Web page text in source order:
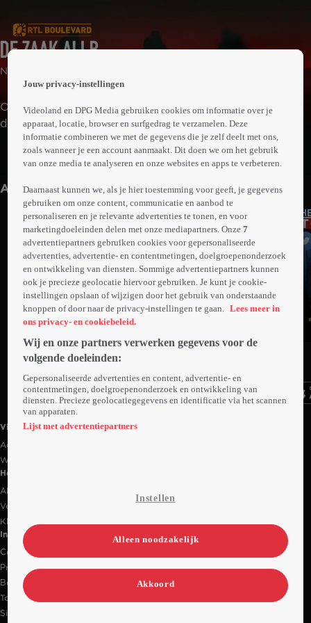
Nieuws en Actualiteit
Op 12 juli doet de rechter uitspraak in de zaak Ali B. In
deze speciale uitzending nemen we je mee in het
beladen proces. Met niet eerder vertoonde beelden uit
de rechtszaal én opvallende momenten buiten de
beeld te komen tijdens het proces. En dat heeft
gevolgen: ieder detail in de zittingszaal kan worden
gevolgd.
Meer
info
Anderen kijken ook
Ga
naar
Ga
Ga
Videoland useful links.
Videoland
Actiecode
Werken bij RTL
Handige links
Alle films & series
Veelgestelde vragen
Klantenservice
Informatie
Contact
Privacy-instellingen
Bedrijfsgegevens
Toegankelijkheidsverklaring
Sitemap
Jouw privacy-instellingen
Videoland en DPG Media gebruiken cookies om informatie over je
apparaat, locatie, browser en surfgedrag te verzamelen. Deze
informatie combineren we met de gegevens die je zelf deelt met ons,
zoals wanneer je een account aanmaakt. Dit doen we om het gebruik
van onze media te analyseren en onze websites en apps te verbeteren.
Daarnaast kunnen we, als je hier toestemming voor geeft, je gegevens
gebruiken om onze content, communicatie en aanbod te
personaliseren en je relevante advertenties te tonen, en voor
marketingdoeleinden delen met onze mediapartners. Onze7
advertentiepartners gebruiken cookies voor gepersonaliseerde
advertenties, advertentie- en contentmetingen, doelgroepenonderzoek
en ontwikkeling van diensten. Sommige advertentiepartners kunnen
ook je precieze geolocatie hiervoor gebruiken. Je kunt je cookie-
instellingen opslaan of wijzigen door het gebruik van onderstaande
knoppen of door naar de privacy-instellingen te gaan. Lees meer in
ons privacy- en cookiebeleid.
Wij en onze partners verwerken gegevens voor de
volgende doeleinden:
Gepersonaliseerde advertenties en content, advertentie- en
contentmetingen, doelgroepenonderzoek en ontwikkeling van
diensten. Precieze geolocatiegegevens en identificatie via het scannen
van apparaten.
Lijst met advertentiepartners
Instellen
Alleen noodzakelijk
Akkoord